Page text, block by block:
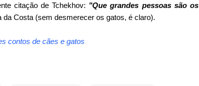
citação de Tchekhov: "Que grandes pessoas são os
Costa (sem desmerecer os gatos, é claro).
contos de cães e gatos